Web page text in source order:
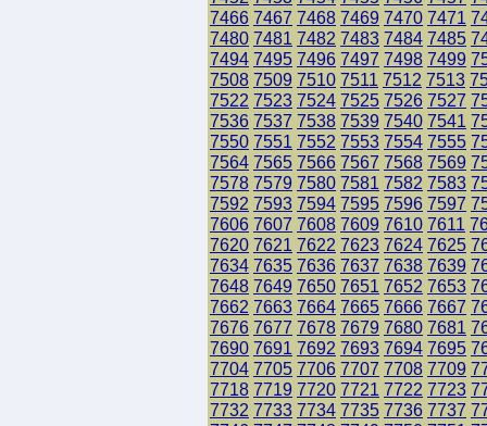
7466 7467 7468 7469 7470 7471
7480 7481 7482 7483 7484 7485
7494 7495 7496 7497 7498 7499
7508 7509 7510 7511 7512 7513
7522 7523 7524 7525 7526 7527
7536 7537 7538 7539 7540 7541
7550 7551 7552 7553 7554 7555
7564 7565 7566 7567 7568 7569
7578 7579 7580 7581 7582 7583
7592 7593 7594 7595 7596 7597
7606 7607 7608 7609 7610 7611
7620 7621 7622 7623 7624 7625
7634 7635 7636 7637 7638 7639
7648 7649 7650 7651 7652 7653
7662 7663 7664 7665 7666 7667
7676 7677 7678 7679 7680 7681
7690 7691 7692 7693 7694 7695
7704 7705 7706 7707 7708 7709
7718 7719 7720 7721 7722 7723
7732 7733 7734 7735 7736 7737